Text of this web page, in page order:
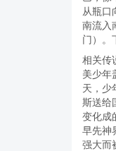
从瓶口
南流入
门）。
相关传
美少年
天，少
斯送给
变化成
早先神
强大而